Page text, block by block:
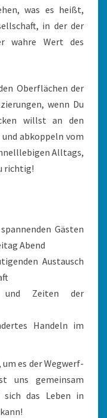
was es heißt,
in der der
wahre Wert des
Oberflächen der
wenn Du
willst an den
abkoppeln vom
Alltags,
richtig!
Gästen
Abend
Austausch
und Zeiten der
Handeln im
es der Wegwerf-
uns gemeinsam
sich das Leben in